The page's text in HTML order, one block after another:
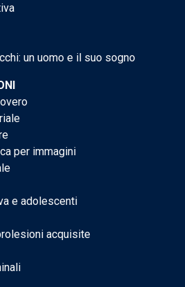
un uomo e il suo sogno
per immagini
e adolescenti
acquisite